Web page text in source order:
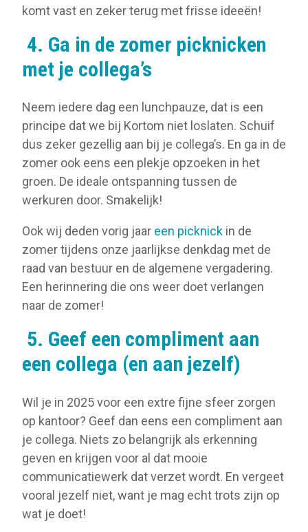
komt vast en zeker terug met frisse ideeën!
4. Ga in de zomer picknicken
met je collega’s
Neem iedere dag een lunchpauze, dat is een
principe dat we bij Kortom niet loslaten. Schuif
dus zeker gezellig aan bij je collega’s. En ga in de
zomer ook eens een plekje opzoeken in het
groen. De ideale ontspanning tussen de
werkuren door. Smakelijk!
Ook wij deden vorig jaar een picknick in de
zomer tijdens onze jaarlijkse denkdag met de
raad van bestuur en de algemene vergadering.
Een herinnering die ons weer doet verlangen
naar de zomer!
5. Geef een compliment aan
een collega (en aan jezelf)
Wil je in 2025 voor een extre fijne sfeer zorgen
op kantoor? Geef dan eens een compliment aan
je collega. Niets zo belangrijk als erkenning
geven en krijgen voor al dat mooie
communicatiewerk dat verzet wordt. En vergeet
vooral jezelf niet, want je mag echt trots zijn op
wat je doet!